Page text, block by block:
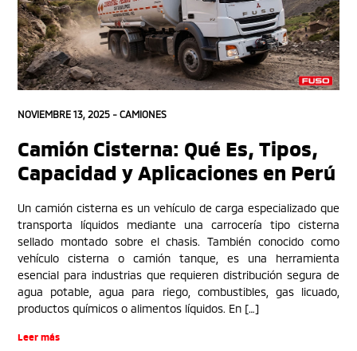
NOVIEMBRE 13, 2025 - CAMIONES
Camión Cisterna: Qué Es, Tipos,
Capacidad y Aplicaciones en Perú
Un camión cisterna es un vehículo de carga especializado que
transporta líquidos mediante una carrocería tipo cisterna
sellado montado sobre el chasis. También conocido como
vehículo cisterna o camión tanque, es una herramienta
esencial para industrias que requieren distribución segura de
agua potable, agua para riego, combustibles, gas licuado,
productos químicos o alimentos líquidos. En […]
Leer más